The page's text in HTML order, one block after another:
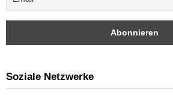
Soziale Netzwerke